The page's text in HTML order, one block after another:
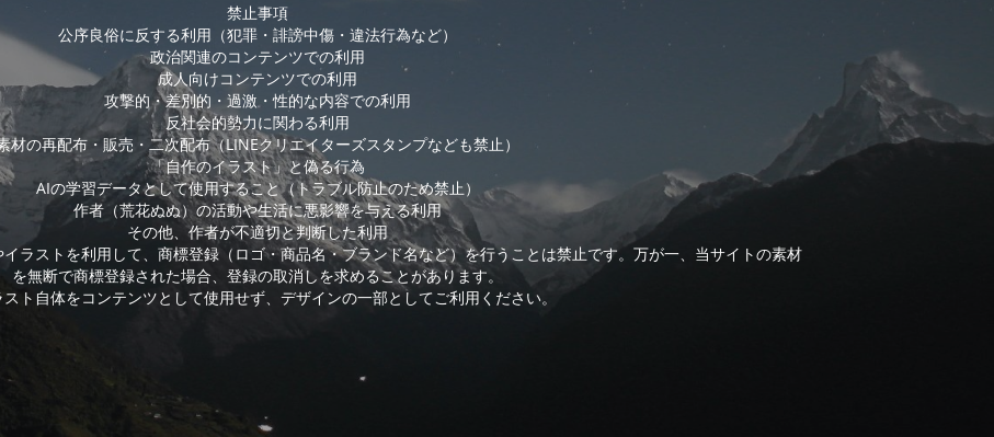
禁止事項
公序良俗に反する利用（犯罪・誹謗中傷・違法行為など）
政治関連のコンテンツでの利用
成人向けコンテンツでの利用
攻撃的・差別的・過激・性的な内容での利用
反社会的勢力に関わる利用
材の再配布・販売・二次配布（LINEクリエイターズスタンプなども禁止）
「自作のイラスト」と偽る行為
AIの学習データとして使用すること（トラブル防止のため禁止）
作者（荒花ぬぬ）の活動や生活に悪影響を与える利用
その他、作者が不適切と判断した利用
ラストを利用して、商標登録（ロゴ・商品名・ブランド名など）を行うことは禁止です。万が一、当サイトの素材
を無断で商標登録された場合、登録の取消しを求めることがあります。
ト自体をコンテンツとして使用せず、デザインの一部としてご利用ください。